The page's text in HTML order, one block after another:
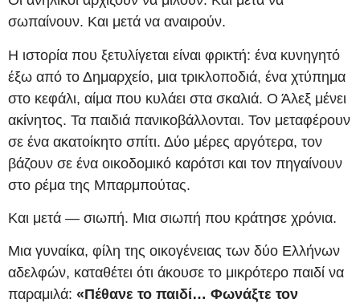
σωπαίνουν. Και μετά να αναιρούν.
Η ιστορία που ξετυλίγεται είναι φρικτή: ένα κυνηγητό
έξω από το Δημαρχείο, μια τρικλοποδιά, ένα χτύπημα
στο κεφάλι, αίμα που κυλάει στα σκαλιά. Ο Άλεξ μένει
ακίνητος. Τα παιδιά πανικοβάλλονται. Τον μεταφέρουν
σε ένα ακατοίκητο σπίτι. Δύο μέρες αργότερα, τον
βάζουν σε ένα οικοδομικό καρότσι και τον πηγαίνουν
στο ρέμα της Μπαρμπούτας.
Και μετά — σιωπή. Μια σιωπή που κράτησε χρόνια.
Μια γυναίκα, φίλη της οικογένειας των δύο Ελλήνων
αδελφών, καταθέτει ότι άκουσε το μικρότερο παιδί να
παραμιλά: «Πέθανε το παιδί… Φωνάξτε τον